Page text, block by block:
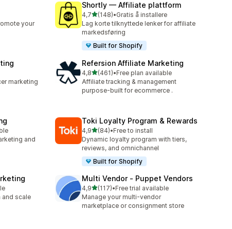
your
Shortly — Affiliate plattform
4,7av 5 stjerner
(148)
Totalt 148 omtaler
•Gratis å installere
Lag korte tilknyttede lenker for affiliate
markedsføring
Built for Shopify
marketing
Refersion Affiliate Marketing
4,8av 5 stjerner
(461)
Totalt 461 omtaler
•Free plan available
Affiliate tracking & management
purpose-built for ecommerce .
and
Toki Loyalty Program & Rewards
4,9av 5 stjerner
(84)
Totalt 84 omtaler
•Free to install
Dynamic loyalty program with tiers,
reviews, and omnichannel
Built for Shopify
and scale
Multi Vendor ‑ Puppet Vendors
4,9av 5 stjerner
(117)
Totalt 117 omtaler
•Free trial available
Manage your multi-vendor
marketplace or consignment store